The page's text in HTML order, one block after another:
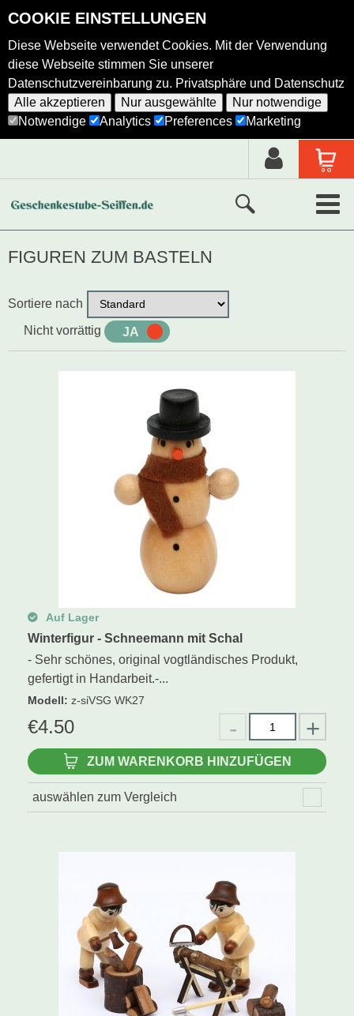
COOKIE EINSTELLUNGEN
Diese Webseite verwendet Cookies. Mit der Verwendung
diese Webseite stimmen Sie unserer
Datenschutzvereinbarung zu. Privatsphäre und Datenschutz
Alle akzeptieren
Nur ausgewählte
Nur notwendige
Notwendige
Analytics Preferences Marketing
Alle Produkte
Holzkunst nach Hersteller
FIGUREN ZUM BASTELN
Sortiere nach
Nicht vorrättig JA
Auf Lager
Winterfigur - Schneemann mit Schal
- Sehr schönes, original vogtländisches Produkt,
gefertigt in Handarbeit.-...
Modell: z-siVSG WK27
€4.50
ZUM WARENKORB HINZUFÜGEN
auswählen zum Vergleich